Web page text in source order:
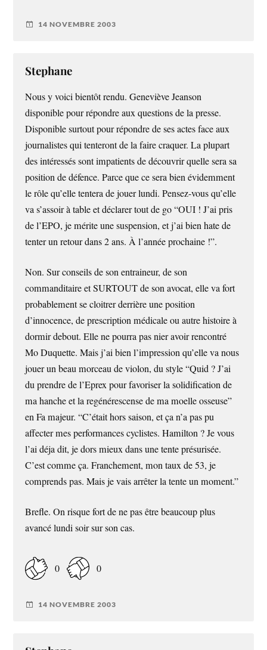
14 NOVEMBRE 2003
Stephane
Nous y voici bientôt rendu. Geneviève Jeanson
disponible pour répondre aux questions de la presse.
Disponible surtout pour répondre de ses actes face aux
journalistes qui tenteront de la faire craquer. La plupart
des intéressés sont impatients de découvrir quelle sera sa
position de défence. Parce que ce sera bien évidemment
le rôle qu’elle tentera de jouer lundi. Pensez-vous qu’elle
va s’assoir à table et déclarer tout de go “OUI ! J’ai pris
de l’EPO, je mérite une suspension, et j’ai bien hate de
tenter un retour dans 2 ans. À l’année prochaine !”.
Non. Sur conseils de son entraineur, de son
commanditaire et SURTOUT de son avocat, elle va fort
probablement se cloitrer derrière une position
d’innocence, de prescription médicale ou autre histoire à
dormir debout. Elle ne pourra pas nier avoir rencontré
Mo Duquette. Mais j’ai bien l’impression qu’elle va nous
jouer un beau morceau de violon, du style “Quid ? J’ai
du prendre de l’Eprex pour favoriser la solidification de
ma hanche et la regénérescense de ma moelle osseuse”
en Fa majeur. “C’était hors saison, et ça n’a pas pu
affecter mes performances cyclistes. Hamilton ? Je vous
l’ai déja dit, je dors mieux dans une tente présurisée.
C’est comme ça. Franchement, mon taux de 53, je
comprends pas. Mais je vais arrêter la tente un moment.”
Brefle. On risque fort de ne pas être beaucoup plus
avancé lundi soir sur son cas.
0 0
14 NOVEMBRE 2003